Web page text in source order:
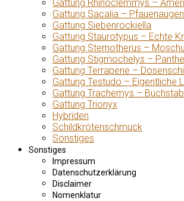
Gattung Rhinoclemmys –
Gattung Sacalia –
Gattung Siebenrockiella
Gattung Staurotypus – Echte
Gattung Sternotherus –
Gattung Stigmochelys –
Gattung Terrapene –
Gattung Testudo – Eigentliche
Gattung Trachemys –
Gattung Trionyx
Hybriden
Schildkrötenschmuck
Sonstiges
Sonstiges
Impressum
Datenschutzerklärung
Disclaimer
Nomenklatur